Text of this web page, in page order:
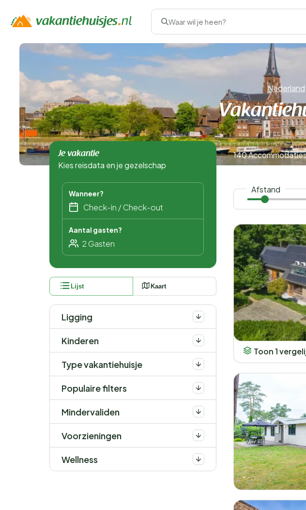
Waar wil je heen?
Nederland
Je vakantie
Kies reisdata en je gezelschap
Wanneer?
Aantal gasten?
Lijst Kaart
Ligging
Kinderen
Type vakantiehuisje
Populaire filters
Mindervaliden
Voorzieningen
Wellness
140
Afstand
Toon 1